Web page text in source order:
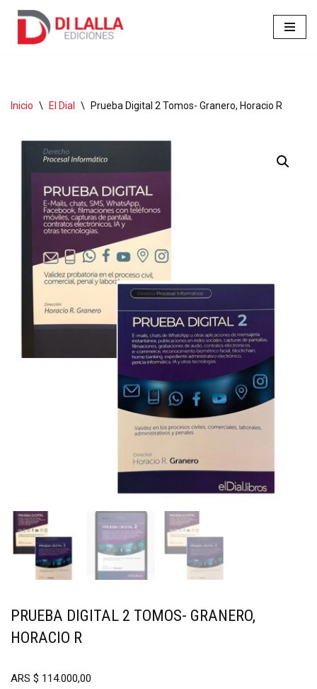
Inicio \ El Dial \ Prueba Digital 2 Tomos- Granero, Horacio R
PRUEBA DIGITAL 2 TOMOS- GRANERO,
HORACIO R
ARS $ 114.000,00